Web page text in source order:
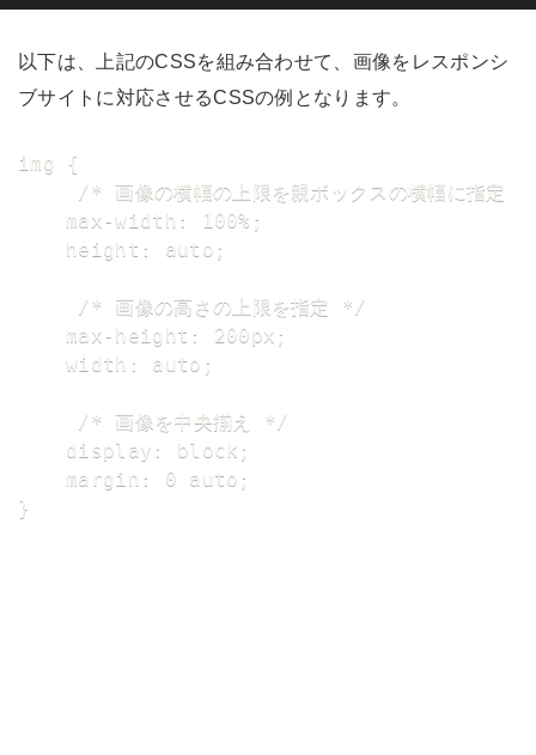
以下は、上記のCSSを組み合わせて、画像をレスポンシ
ブサイトに対応させるCSSの例となります。
img {
}